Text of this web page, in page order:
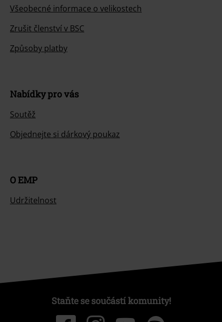
Všeobecné informace o velikostech
Zrušit členství v BSC
Způsoby platby
Nabídky pro vás
Soutěž
Objednejte si dárkový poukaz
O EMP
Udržitelnost
Staňte se součástí komunity!